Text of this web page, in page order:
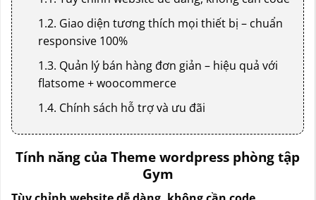
1.2. Giao diện tương thích mọi thiết bị – chuẩn
responsive 100%
1.3. Quản lý bán hàng đơn giản – hiệu quả với
flatsome + woocommerce
1.4. Chính sách hỗ trợ và ưu đãi
Tính năng của Theme wordpress phòng tập
Gym